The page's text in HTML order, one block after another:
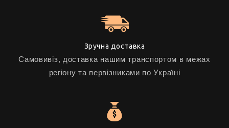
Зручна доставка
Самовивіз, доставка нашим транспортом в межах
регіону та первізниками по Україні